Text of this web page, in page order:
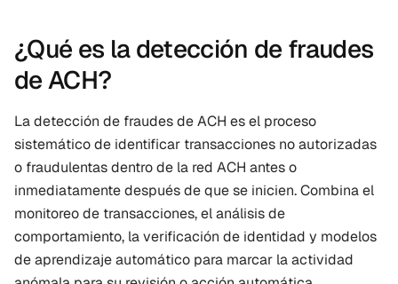
¿Qué es la detección de fraudes
de ACH?
La detección de fraudes de ACH es el proceso
sistemático de identificar transacciones no autorizadas
o fraudulentas dentro de la red ACH antes o
inmediatamente después de que se inicien. Combina el
monitoreo de transacciones, el análisis de
comportamiento, la verificación de identidad y modelos
de aprendizaje automático para marcar la actividad